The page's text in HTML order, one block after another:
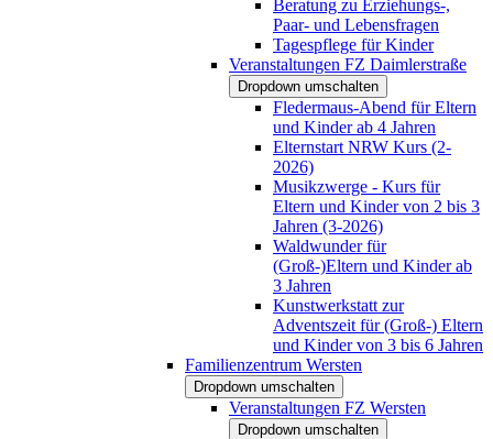
Beratung zu Erziehungs-,
Paar- und Lebensfragen
Tagespflege für Kinder
Veranstaltungen FZ Daimlerstraße
Dropdown umschalten
Fledermaus-Abend für Eltern
und Kinder ab 4 Jahren
Elternstart NRW Kurs (2-
2026)
Musikzwerge - Kurs für
Eltern und Kinder von 2 bis 3
Jahren (3-2026)
Waldwunder für
(Groß-)Eltern und Kinder ab
3 Jahren
Kunstwerkstatt zur
Adventszeit für (Groß-) Eltern
und Kinder von 3 bis 6 Jahren
Familienzentrum Wersten
Dropdown umschalten
Veranstaltungen FZ Wersten
Dropdown umschalten